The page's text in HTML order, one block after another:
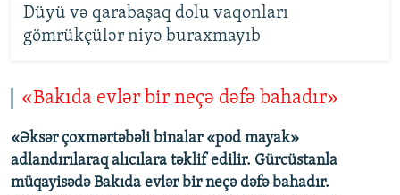
Düyü və qarabaşaq dolu vaqonları
gömrükçülər niyə buraxmayıb
«Bakıda evlər bir neçə dəfə bahadır»
«Əksər çoxmərtəbəli binalar «pod mayak»
adlandırılaraq alıcılara təklif edilir. Gürcüstanla
müqayisədə Bakıda evlər bir neçə dəfə bahadır.